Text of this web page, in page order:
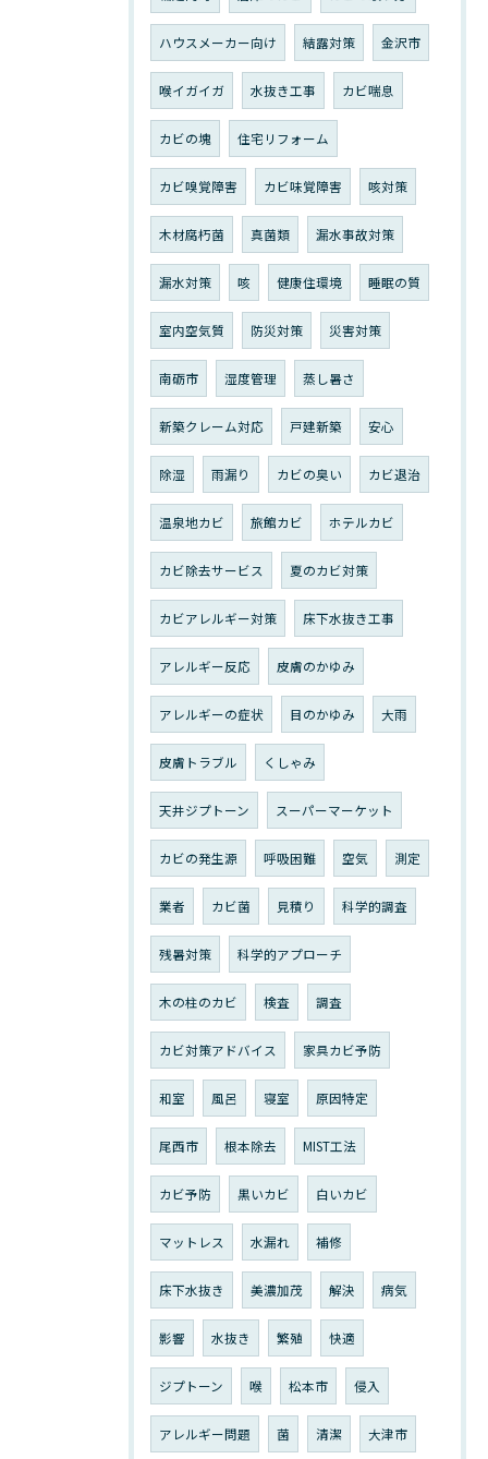
ハウスメーカー向け 結露対策 金沢市
喉イガイガ 水抜き工事 カビ喘息
カビの塊 住宅リフォーム
カビ嗅覚障害 カビ味覚障害 咳対策
木材腐朽菌 真菌類 漏水事故対策
漏水対策 咳 健康住環境 睡眠の質
室内空気質 防災対策 災害対策
南砺市 湿度管理 蒸し暑さ
新築クレーム対応 戸建新築 安心
除湿 雨漏り カビの臭い カビ退治
温泉地カビ 旅館カビ ホテルカビ
カビ除去サービス 夏のカビ対策
カビアレルギー対策 床下水抜き工事
アレルギー反応 皮膚のかゆみ
アレルギーの症状 目のかゆみ 大雨
皮膚トラブル くしゃみ
天井ジプトーン スーパーマーケット
カビの発生源 呼吸困難 空気 測定
業者 カビ菌 見積り 科学的調査
残暑対策 科学的アプローチ
木の柱のカビ 検査 調査
カビ対策アドバイス 家具カビ予防
和室 風呂 寝室 原因特定
尾西市 根本除去 MIST工法
カビ予防 黒いカビ 白いカビ
マットレス 水漏れ 補修
床下水抜き 美濃加茂 解決 病気
影響 水抜き 繁殖 快適
ジプトーン 喉 松本市 侵入
アレルギー問題 菌 清潔 大津市